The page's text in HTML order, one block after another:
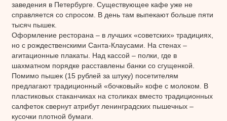
заведения в Петербурге. Существующее кафе уже не
справляется со спросом. В день там выпекают больше пяти
тысяч пышек.
Оформление ресторана – в лучших «советских» традициях,
но с рождественскими Санта-Клаусами. На стенах –
агитационные плакаты. Над кассой – полки, где в
шахматном порядке расставлены банки со сгущенкой.
Помимо пышек (15 рублей за штуку) посетителям
предлагают традиционный «бочковый» кофе с молоком. В
пластиковых стаканчиках на столиках вместо традиционных
салфеток свернут атрибут ленинградских пышечных –
кусочки плотной бумаги.